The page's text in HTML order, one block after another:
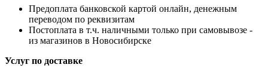
Предоплата банковской картой онлайн, денежным
переводом по реквизитам
Постоплата в т.ч. наличными только при самовывозе -
из магазинов в Новосибирске
Услуг по доставке